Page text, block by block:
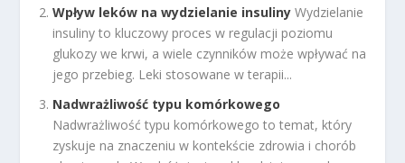
Wpływ leków na wydzielanie insuliny Wydzielanie
insuliny to kluczowy proces w regulacji poziomu
glukozy we krwi, a wiele czynników może wpływać na
jego przebieg. Leki stosowane w terapii...
Nadwrażliwość typu komórkowego
Nadwrażliwość typu komórkowego to temat, który
zyskuje na znaczeniu w kontekście zdrowia i chorób